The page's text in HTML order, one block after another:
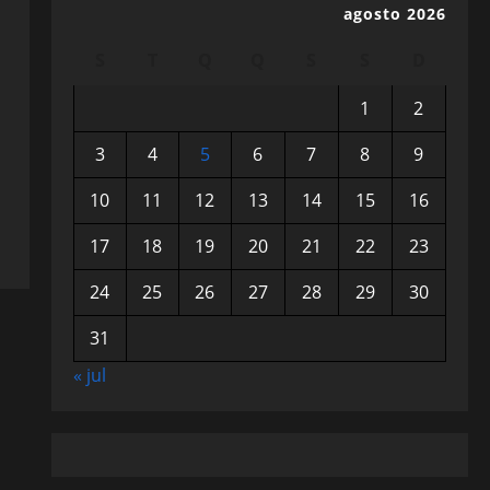
agosto 2026
1
2
3
4 5 6 7 8
9
10
11 12 13 14 15
16
17
18 19 20 21 22
23
24
25 26 27 28 29
30
31
« jul